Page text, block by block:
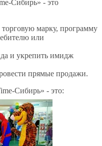
Сибирь» - это
марку, программу
или
и укрепить имидж
прямые продажи.
Сибирь» - это: